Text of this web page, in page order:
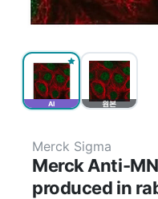
AI 원본
Merck Sigma
Merck Anti-
produced in